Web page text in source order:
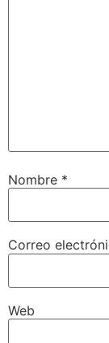
Nombre *
Correo
Web